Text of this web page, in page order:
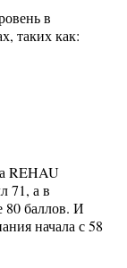
в
таких как:
REHAU
71, а в
80 баллов. И
начала с 58